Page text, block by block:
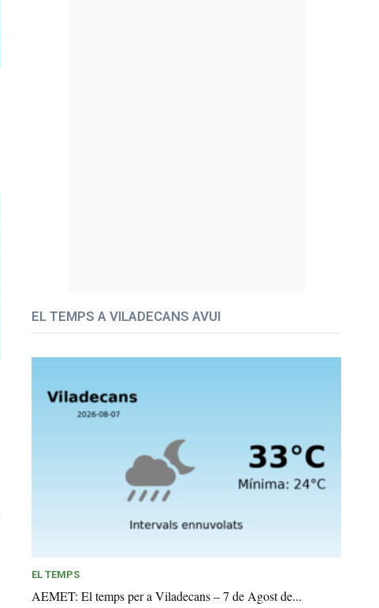
EL TEMPS A VILADECANS AVUI
EL TEMPS
AEMET: El temps per a Viladecans – 7 de Agost de...